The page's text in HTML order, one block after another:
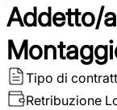
Addetto/
Tipo di
Retribuzione